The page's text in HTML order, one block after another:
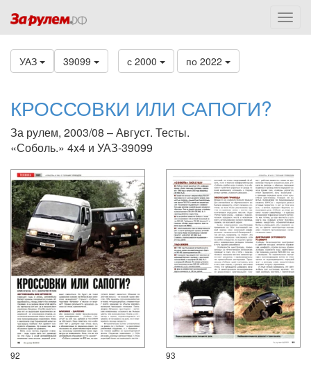
УАЗ 39099 с 2000 по 2022
КРОССОВКИ ИЛИ САПОГИ?
За рулем, 2003/08 – Август. Тесты.
«Соболь.» 4x4 и УАЗ-39099
92 93